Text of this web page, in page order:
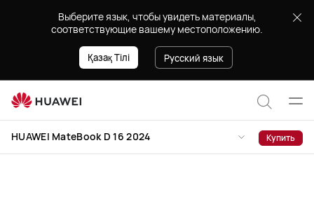
2024
Выберите язык, чтобы увидеть материалы,
соответствующие вашему местоположению.
Русский язык
Қазақ Тілі
Поиск
по
HUAWEI MateBook D 16 2024 Купить